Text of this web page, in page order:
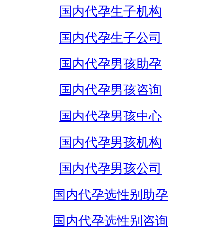
国内代孕生子机构
国内代孕生子公司
国内代孕男孩助孕
国内代孕男孩咨询
国内代孕男孩中心
国内代孕男孩机构
国内代孕男孩公司
国内代孕选性别助孕
国内代孕选性别咨询